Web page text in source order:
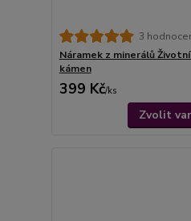
3
Náramek z minerálů
kámen
399 Kč/ks
Zvolit